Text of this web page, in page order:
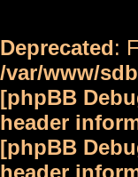
Deprecated:
/var/www/
[phpBB
header
[phpBB
header